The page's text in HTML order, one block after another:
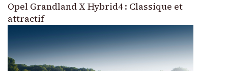
Opel Grandland X Hybrid4 : Classique et
attractif